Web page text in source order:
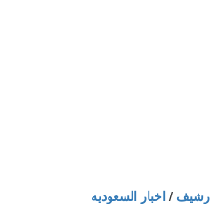
/ اخبار السعوديه